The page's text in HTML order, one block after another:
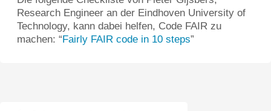
Research Engineer an der Eindhoven University of
Technology, kann dabei helfen, Code FAIR zu
machen: “Fairly FAIR code in 10 steps”